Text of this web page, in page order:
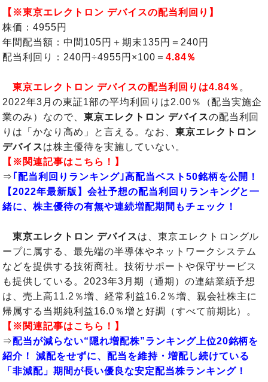
【※東京エレクトロン デバイスの配当利回り】
株価：4955円
年間配当額：中間105円＋期末135円＝240円
配当利回り：240円÷4955円×100＝ 4.84％
東京エレクトロン デバイスの配当利回りは4.84％ 。
2022年3月の東証1部の平均利回りは2.00％（配当実施企
業のみ）なので、東京エレクトロン デバイスの配当利回
りは「かなり高め」と言える。なお、 東京エレクトロン
デバイスは株主優待を実施していない。
【※関連記事はこちら！】
⇒ ｢配当利回りランキング｣高配当ベスト50銘柄を公開！
【2022年最新版】会社予想の配当利回りランキングと一
緒に、株主優待の有無や連続増配期間もチェック！
東京エレクトロン デバイスは、東京エレクトロングル
ープに属する、最先端の半導体やネットワークシステム
などを提供する技術商社。技術サポートや保守サービス
も提供している。2023年3月期（通期）の連結業績予想
は、売上高11.2％増、経常利益16.2％増、親会社株主に
帰属する当期純利益16.0％増と好調（すべて前期比）。
【※関連記事はこちら！】
⇒配当が減らない“隠れ増配株”ランキング上位20銘柄を
紹介！ 減配をせずに、配当を維持・増配し続けている
「非減配」期間が長い優良な安定配当株ランキング！